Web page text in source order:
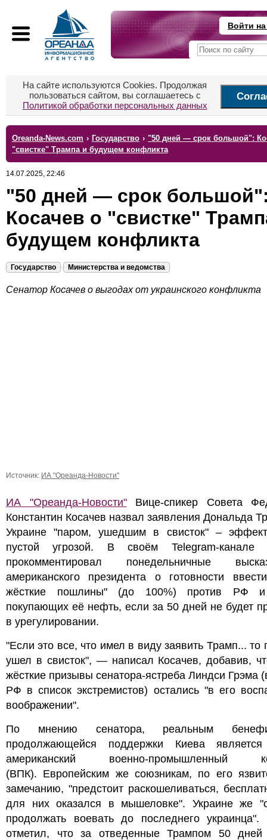
Войти
На сайте используются Cookies. Продолжая
пользоваться сайтом, вы соглашаетесь с
Политикой обработки персональных данных
Oreanda-News.com › Государство › "50 дней — срок большой":
"свистке" Трампа и будущем конфликта
14.07.2025, 22:46
"50 дней — срок
Косачев о "свистке"
будущем конфликта
Государство Министерства и ведомства
Сенатор Косачев о выгодах от украинского конфликта
Источник: ИА "Ореанда-Новости"
ИА "Ореанда-Новости"Вице-спикер Совета
Константин Косачев назвал заявления Дональда
Украине "паром, ушедшим в свисток" –
пустой угрозой. В своём Telegram-канале
прокомментировал понедельничные
американского президента о готовности
жёсткие пошлины" (до 100%) против РФ и
покупающих её нефть, если за 50 дней не будет
в урегулировании.
"Если это все, что имел в виду заявить Трамп... то
ушел в свисток", — написал Косачев, добавив,
жёсткие призывы сенатора-ястреба Линдси Грэма
РФ в список экстремистов) остались "в его
воображении".
По мнению сенатора, реальным
продолжающейся поддержки Киева является
американский военно-промышленный
(ВПК). Европейским же союзникам, по его
замечанию, "предстоит раскошеливаться,
для них оказался в мышеловке". Украине же
продолжать воевать до последнего украинца".
отметил, что за отведенные Трампом 50 дней